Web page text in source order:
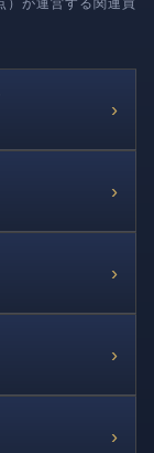
）が運営する関連買
›
›
›
›
›